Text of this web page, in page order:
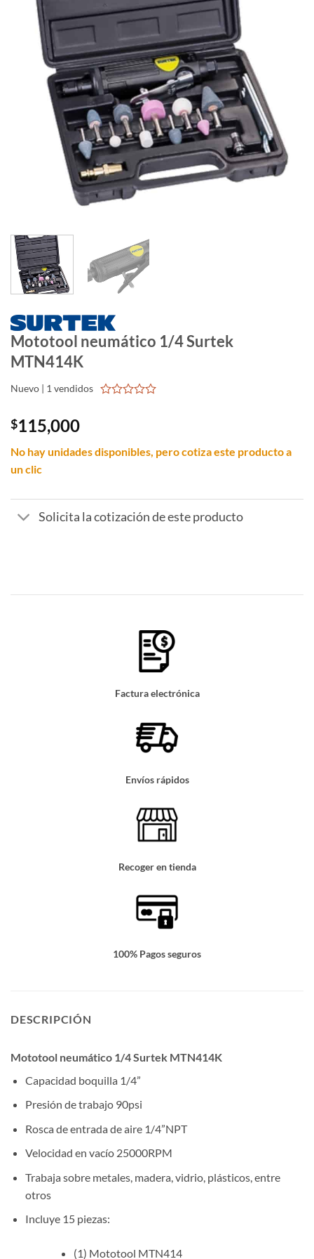
Mototool neumático 1/4 Surtek
MTN414K
Nuevo | 1 vendidos
$115,000
No hay unidades disponibles, pero cotiza este producto a
un clic
Solicita la cotización de este producto
Factura electrónica
Envíos rápidos
Recoger en tienda
100% Pagos seguros
DESCRIPCIÓN
Mototool neumático 1/4 Surtek MTN414K
Capacidad boquilla 1/4”
Presión de trabajo 90psi
Rosca de entrada de aire 1/4”NPT
Velocidad en vacío 25000RPM
Trabaja sobre metales, madera, vidrio, plásticos, entre
otros
Incluye 15 piezas:
(1) Mototool MTN414